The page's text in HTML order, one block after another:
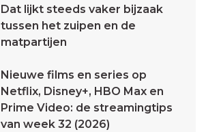
Dat lijkt steeds vaker bijzaak
tussen het zuipen en de
matpartijen
Nieuwe films en series op
Netflix, Disney+, HBO Max en
Prime Video: de streamingtips
van week 32 (2026)